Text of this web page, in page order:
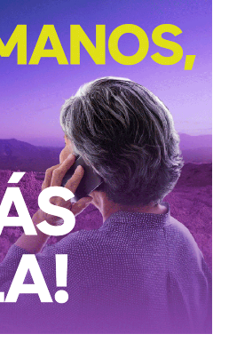
coloquialmente como “El
”, y ha adquirido un poder
especialmente en Argentina,
para la deuda nacional
por Forbes como el hombre
regiomontano tiene un historial
de empresas en
de deuda: lo hizo con la
90, con la vidriera Vitro entre
mencionadas Empresas ICA
con
el operador de, entre otros, el